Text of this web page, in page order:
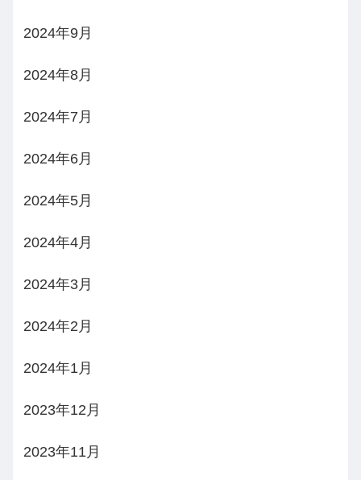
2024年9月
2024年8月
2024年7月
2024年6月
2024年5月
2024年4月
2024年3月
2024年2月
2024年1月
2023年12月
2023年11月